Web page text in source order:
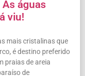
águas
viu!
mais cristalinas que
é destino preferido
praias de areia
de